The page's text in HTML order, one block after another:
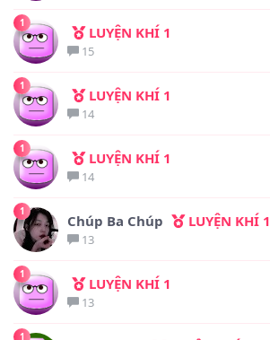
1
LUYỆN KHÍ 1
15
1
LUYỆN KHÍ 1
14
1
LUYỆN KHÍ 1
14
1
Chúp Ba Chúp LUYỆN KHÍ 1
13
1
LUYỆN KHÍ 1
13
1